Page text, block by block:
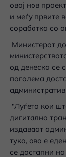
овој нов
и меѓу првите
соработка со
Министерот
од денеска се
поголема
"Луѓето кои
дигитална
издаваат
тука, ова е
се достапни